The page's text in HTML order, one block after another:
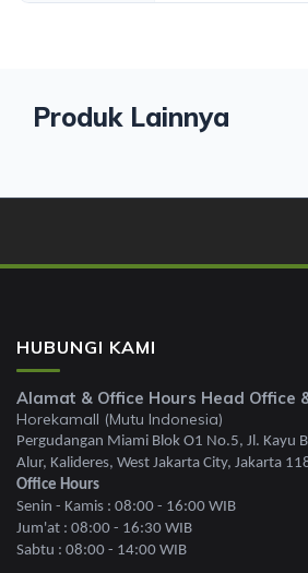
Produk Lainnya
HUBUNGI KAMI
Alamat & Office Hours Head Office
Horekamall (Mutu Indonesia)
Pergudangan Miami Blok O1 No.5, Jl. Kayu
Alur, Kalideres, West Jakarta City, Jakarta
Office Hours
Senin - Kamis : 08:00 - 16:00 WIB
Jum'at : 08:00 - 16:30 WIB
Sabtu : 08:00 - 14:00 WIB